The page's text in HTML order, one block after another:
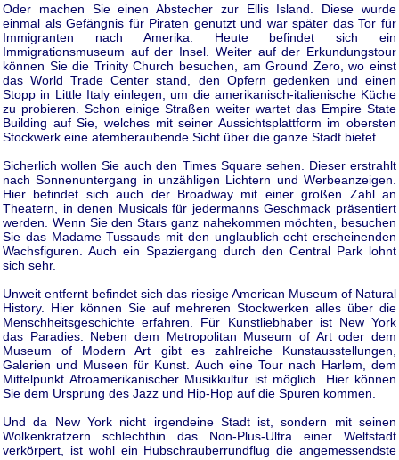
Oder machen Sie einen Abstecher zur Ellis Island. Diese wurde
einmal als Gefängnis für Piraten genutzt und war später das Tor für
Immigranten nach Amerika. Heute befindet sich ein
Immigrationsmuseum auf der Insel. Weiter auf der Erkundungstour
können Sie die Trinity Church besuchen, am Ground Zero, wo einst
das World Trade Center stand, den Opfern gedenken und einen
Stopp in Little Italy einlegen, um die amerikanisch-italienische Küche
zu probieren. Schon einige Straßen weiter wartet das Empire State
Building auf Sie, welches mit seiner Aussichtsplattform im obersten
Stockwerk eine atemberaubende Sicht über die ganze Stadt bietet.
Sicherlich wollen Sie auch den Times Square sehen. Dieser erstrahlt
nach Sonnenuntergang in unzähligen Lichtern und Werbeanzeigen.
Hier befindet sich auch der Broadway mit einer großen Zahl an
Theatern, in denen Musicals für jedermanns Geschmack präsentiert
werden. Wenn Sie den Stars ganz nahekommen möchten, besuchen
Sie das Madame Tussauds mit den unglaublich echt erscheinenden
Wachsfiguren. Auch ein Spaziergang durch den Central Park lohnt
sich sehr.
Unweit entfernt befindet sich das riesige American Museum of Natural
History. Hier können Sie auf mehreren Stockwerken alles über die
Menschheitsgeschichte erfahren. Für Kunstliebhaber ist New York
das Paradies. Neben dem Metropolitan Museum of Art oder dem
Museum of Modern Art gibt es zahlreiche Kunstausstellungen,
Galerien und Museen für Kunst. Auch eine Tour nach Harlem, dem
Mittelpunkt Afroamerikanischer Musikkultur ist möglich. Hier können
Sie dem Ursprung des Jazz und Hip-Hop auf die Spuren kommen.
Und da New York nicht irgendeine Stadt ist, sondern mit seinen
Wolkenkratzern schlechthin das Non-Plus-Ultra einer Weltstadt
verkörpert, ist wohl ein Hubschrauberrundflug die angemessendste